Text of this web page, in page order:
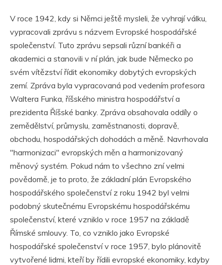
V roce 1942, kdy si Němci ještě mysleli, že vyhrají válku,
vypracovali zprávu s názvem Evropské hospodářské
společenství. Tuto zprávu sepsali různí bankéři a
akademici a stanovili v ní plán, jak bude Německo po
svém vítězství řídit ekonomiky dobytých evropských
zemí. Zpráva byla vypracovaná pod vedením profesora
Waltera Funka, říšského ministra hospodářství a
prezidenta Říšské banky. Zpráva obsahovala oddíly o
zemědělství, průmyslu, zaměstnanosti, dopravě,
obchodu, hospodářských dohodách a měně. Navrhovala
"harmonizaci" evropských měn a harmonizovaný
měnový systém. Pokud nám to všechno zní velmi
povědomě, je to proto, že základní plán Evropského
hospodářského společenství z roku 1942 byl velmi
podobný skutečnému Evropskému hospodářskému
společenství, které vzniklo v roce 1957 na základě
Římské smlouvy. To, co vzniklo jako Evropské
hospodářské společenství v roce 1957, bylo plánovitě
vytvořené lidmi, kteří by řídili evropské ekonomiky, kdyby